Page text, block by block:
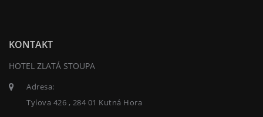
KONTAKT
HOTEL ZLATÁ STOUPA
Adresa:
Tylova 426 , 284 01 Kutná Hora